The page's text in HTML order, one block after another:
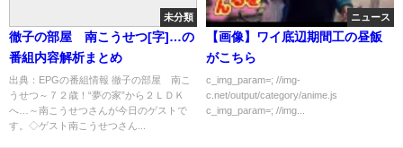
未分類
徹子の部屋 南こうせつ[字]…の
番組内容解析まとめ
出典：EPGの番組情報 徹子の部屋 南こ
うせつ～７２歳！“夢の家”から２ＬＤＫ
へ…～南こうせつさんが今日のゲストで
す。◇ゲスト南こうせつさん...
ニュース
【画像】ワイ底辺期間工の昼飯
がこちら
c_img_param=; //img-
c.net/output/category/anime.js
c_img_param=; //img...